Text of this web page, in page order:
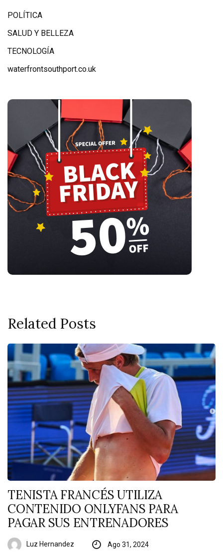
POLÍTICA
SALUD Y BELLEZA
TECNOLOGÍA
waterfrontsouthport.co.uk
Related Posts
TENISTA FRANCÉS UTILIZA
CONTENIDO ONLYFANS PARA
PAGAR SUS ENTRENADORES
Luz Hernandez Ago 31, 2024